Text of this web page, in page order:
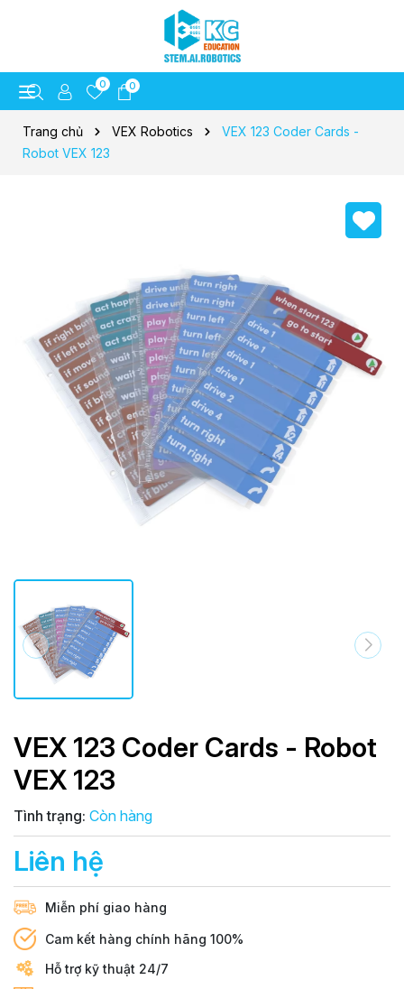
0 0
Trang chủ VEX Robotics
VEX 123 Coder Cards -
Robot VEX 123
VEX 123 Coder Cards - Robot
VEX 123
Tình trạng: Còn hàng
Liên hệ
Miễn phí giao hàng
Cam kết hàng chính hãng 100%
Hỗ trợ kỹ thuật 24/7